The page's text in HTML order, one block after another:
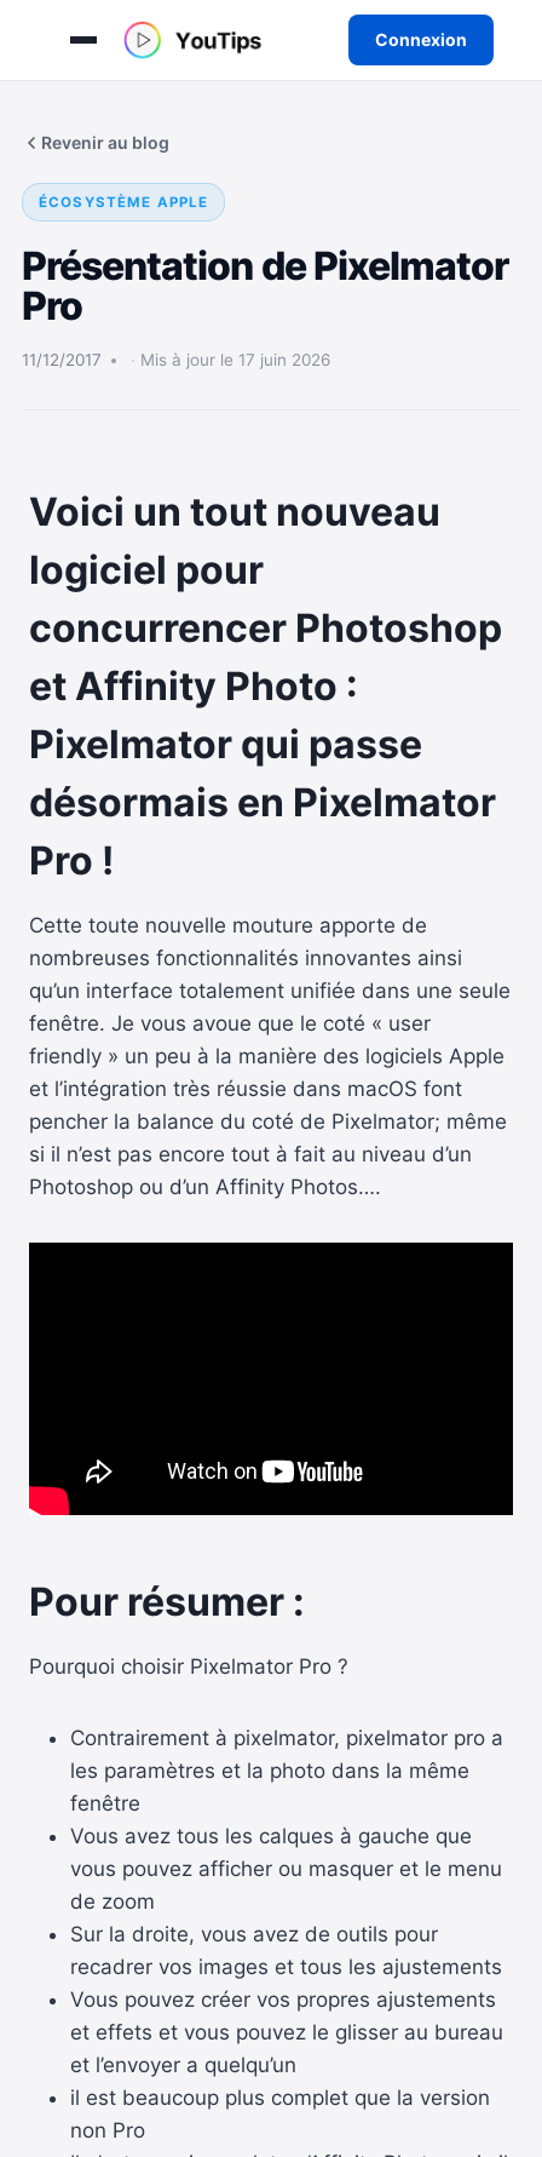
Connexion
Revenir au blog
ÉCOSYSTÈME APPLE
Présentation de Pixelmator
Pro
11/12/2017 Mis à jour le 17 juin 2026
Voici un tout nouveau
logiciel pour
concurrencer Photoshop
et Affinity Photo :
Pixelmator qui passe
désormais en Pixelmator
Pro !
Cette toute nouvelle mouture apporte de
nombreuses fonctionnalités innovantes ainsi
qu’un interface totalement unifiée dans une seule
fenêtre. Je vous avoue que le coté « user
friendly » un peu à la manière des logiciels Apple
et l’intégration très réussie dans macOS font
pencher la balance du coté de Pixelmator; même
si il n’est pas encore tout à fait au niveau d’un
Photoshop ou d’un Affinity Photos….
Pour résumer :
Pourquoi choisir Pixelmator Pro ?
Contrairement à pixelmator, pixelmator pro a
les paramètres et la photo dans la même
fenêtre
Vous avez tous les calques à gauche que
vous pouvez afficher ou masquer et le menu
de zoom
Sur la droite, vous avez de outils pour
recadrer vos images et tous les ajustements
Vous pouvez créer vos propres ajustements
et effets et vous pouvez le glisser au bureau
et l’envoyer a quelqu’un
il est beaucoup plus complet que la version
non Pro